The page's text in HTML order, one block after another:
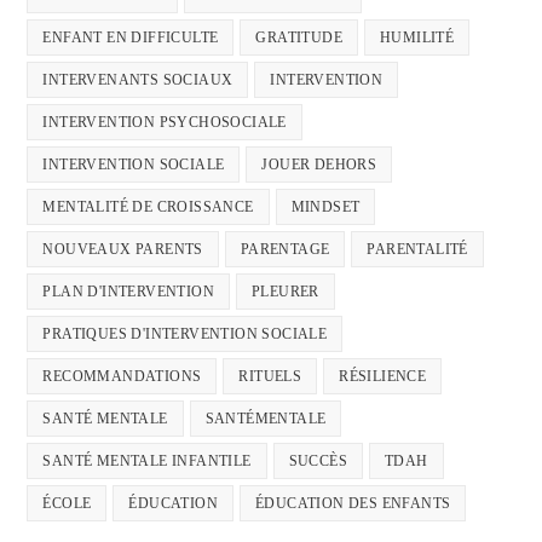
ENFANT EN DIFFICULTE GRATITUDE HUMILITÉ
INTERVENANTS SOCIAUX INTERVENTION
INTERVENTION PSYCHOSOCIALE
INTERVENTION SOCIALE JOUER DEHORS
MENTALITÉ DE CROISSANCE MINDSET
NOUVEAUX PARENTS PARENTAGE PARENTALITÉ
PLAN D'INTERVENTION PLEURER
PRATIQUES D'INTERVENTION SOCIALE
RECOMMANDATIONS RITUELS RÉSILIENCE
SANTÉ MENTALE SANTÉMENTALE
SANTÉ MENTALE INFANTILE SUCCÈS TDAH
ÉCOLE ÉDUCATION ÉDUCATION DES ENFANTS